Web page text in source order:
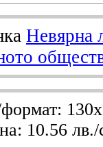
Невярна
10.56 лв./